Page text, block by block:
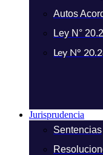
Autos
Ley N°
Ley N°
Jurisprudencia
Sentencias